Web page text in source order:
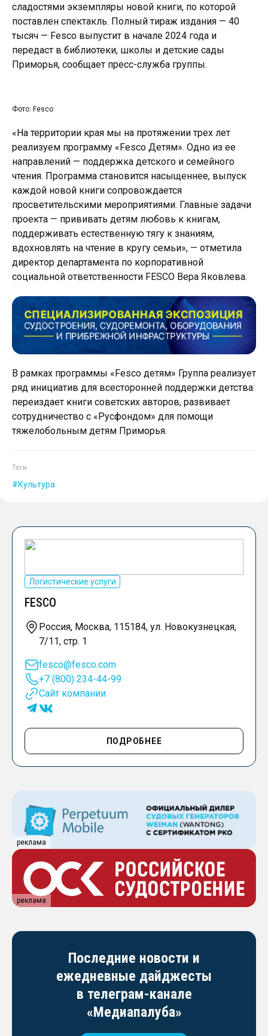
сладостями экземпляры новой книги, по которой
поставлен спектакль. Полный тираж издания — 40
тысяч — Fesco выпустит в начале 2024 года и
передаст в библиотеки, школы и детские сады
Приморья, сообщает пресс-служба группы.
Фото: Fesco
«На территории края мы на протяжении трех лет
реализуем программу «Fesco Детям». Одно из ее
направлений — поддержка детского и семейного
чтения. Программа становится насыщеннее, выпуск
каждой новой книги сопровождается
просветительскими мероприятиями. Главные задачи
проекта — прививать детям любовь к книгам,
поддерживать естественную тягу к знаниям,
вдохновлять на чтение в кругу семьи», — отметила
директор департамента по корпоративной
социальной ответственности FESCO Вера Яковлева.
В рамках программы «Fesco детям» Группа реализует
ряд инициатив для всесторонней поддержки детства:
переиздает книги советских авторов, развивает
сотрудничество с «Русфондом» для помощи
тяжелобольным детям Приморья.
Теги
Культура
Логистические услуги
FESCO
Россия, Москва, 115184, ул. Новокузнецкая,
7/11, стр. 1
fesco@fesco.com
+7 (800) 234-44-99
Сайт компании
ПОДРОБНЕЕ
реклама
реклама
Последние новости и
ежедневные дайджесты
в телеграм-канале
«Медиапалуба»